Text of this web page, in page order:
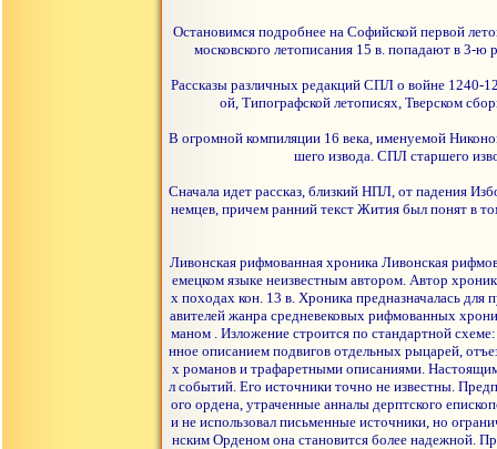
Остановимся подробнее на Софийской первой
московского летописания 15 в. попадают в 3-
Рассказы различных редакций СПЛ о войне 1240-
ой, Типографской летописях, Тверском
В огромной компиляции 16 века, именуемой
шего извода. СПЛ старшего
Сначала идет рассказ, близкий НПЛ, от падения
немцев, причем ранний текст Жития был понят в
Ливонская рифмованная хроника Ливонская
емецком языке неизвестным автором. Автор
х походах кон. 13 в. Хроника предназначалась для
авителей жанра средневековых рифмованных
маном . Изложение строится по стандартной
нное описанием подвигов отдельных рыцарей,
х романов и трафаретными описаниями.
л событий. Его источники точно не известны.
ого ордена, утраченные анналы дерптского
и не использовал письменные источники, но
нским Орденом она становится более надежной.